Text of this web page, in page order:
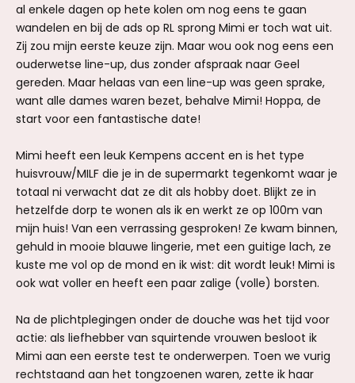
al enkele dagen op hete kolen om nog eens te gaan
wandelen en bij de ads op RL sprong Mimi er toch wat uit.
Zij zou mijn eerste keuze zijn. Maar wou ook nog eens een
ouderwetse line-up, dus zonder afspraak naar Geel
gereden. Maar helaas van een line-up was geen sprake,
want alle dames waren bezet, behalve Mimi! Hoppa, de
start voor een fantastische date!
Mimi heeft een leuk Kempens accent en is het type
huisvrouw/MILF die je in de supermarkt tegenkomt waar je
totaal ni verwacht dat ze dit als hobby doet. Blijkt ze in
hetzelfde dorp te wonen als ik en werkt ze op 100m van
mijn huis! Van een verrassing gesproken! Ze kwam binnen,
gehuld in mooie blauwe lingerie, met een guitige lach, ze
kuste me vol op de mond en ik wist: dit wordt leuk! Mimi is
ook wat voller en heeft een paar zalige (volle) borsten.
Na de plichtplegingen onder de douche was het tijd voor
actie: als liefhebber van squirtende vrouwen besloot ik
Mimi aan een eerste test te onderwerpen. Toen we vurig
rechtstaand aan het tongzoenen waren, zette ik haar